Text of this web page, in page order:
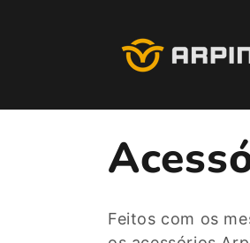
C
o
Feitos com os